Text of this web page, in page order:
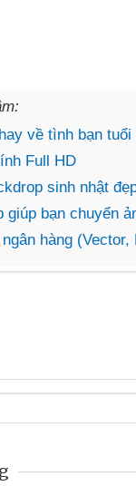
về tình bạn tuổi
Full HD
sinh nhật
giúp bạn chuyển
hàng (Vector,